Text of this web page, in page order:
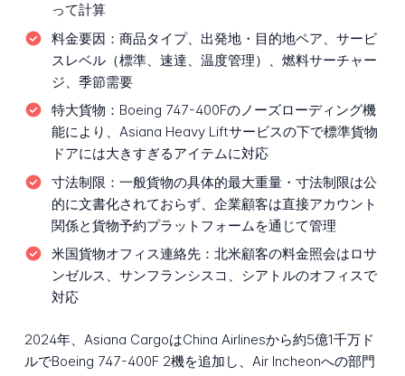
って計算
料金要因： 商品タイプ、出発地・目的地ペア、サービ
スレベル（標準、速達、温度管理）、燃料サーチャー
ジ、季節需要
特大貨物： Boeing 747-400Fのノーズローディング機
能により、Asiana Heavy Liftサービスの下で標準貨物
ドアには大きすぎるアイテムに対応
寸法制限： 一般貨物の具体的最大重量・寸法制限は公
的に文書化されておらず、企業顧客は直接アカウント
関係と貨物予約プラットフォームを通じて管理
米国貨物オフィス連絡先： 北米顧客の料金照会はロサ
ンゼルス、サンフランシスコ、シアトルのオフィスで
対応
2024年、Asiana CargoはChina Airlinesから約5億1千万ド
ルでBoeing 747-400F 2機を追加し、Air Incheonへの部門